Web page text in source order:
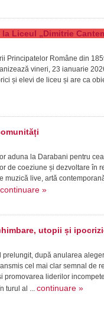
Liceul „Dimitrie
Principatelor Române din
vineri, 23 ianuarie
și elevi de liceu și are ca
aduna la Darabani pentru
de coeziune și dezvoltare în
muzică live, artă
continuare »
utopii și
după anularea
cel mai clar semnal de
liderilor
turul al ... continuare »